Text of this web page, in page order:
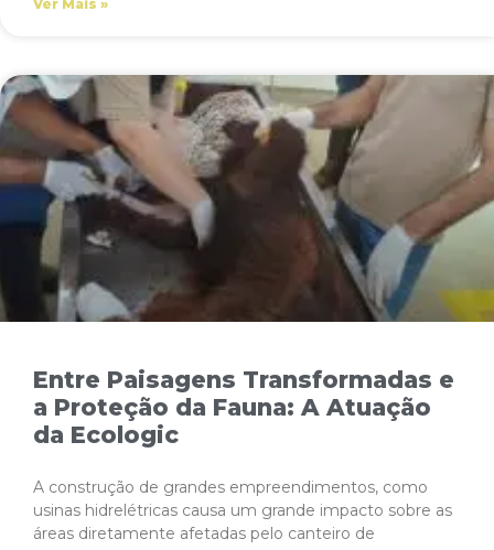
Ver Mais »
Entre Paisagens Transformadas e
a Proteção da Fauna: A Atuação
da Ecologic
A construção de grandes empreendimentos, como
usinas hidrelétricas causa um grande impacto sobre as
áreas diretamente afetadas pelo canteiro de